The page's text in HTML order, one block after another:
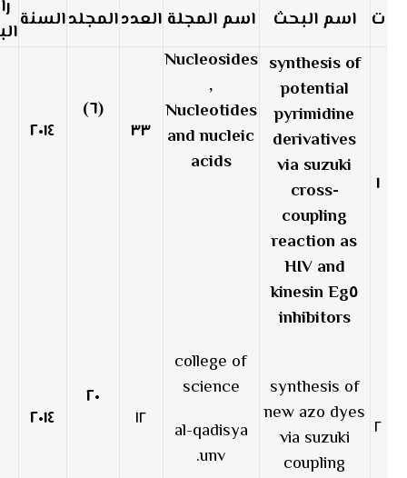
ت
اسم البحث اسم المجلة العددالمجلدالسنة
١
٢
synthesis of
potential
pyrimidine
derivatives
via suzuki
cross-
coupling
reaction as
HIV and
kinesin Eg٥
inhibitors
synthesis of
new azo dyes
via suzuki
coupling
Nucleosides
,
Nucleotides
and nucleic
acids
college of
science
al-qadisya
unv.
٣٣
١٢
(٦)
٢٠
٢٠١٤
٢٠١٤